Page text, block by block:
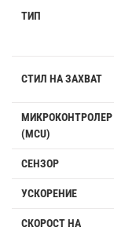
ТИП
СТИЛ НА ЗАХВАТ
МИКРОКОНТРОЛЕР
(MCU)
СЕНЗОР
УСКОРЕНИЕ
СКОРОСТ НА